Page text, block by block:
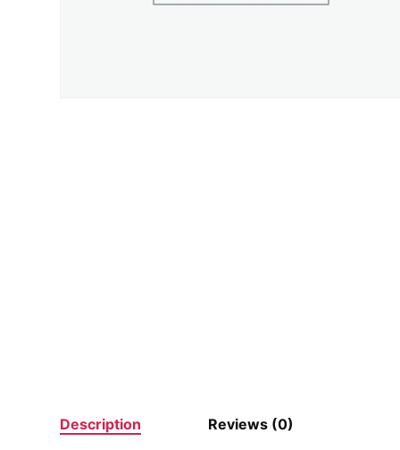
Description Reviews (0)